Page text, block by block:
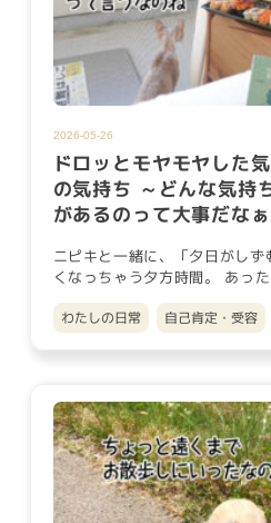
2026-05-26
ドロッとモヤモヤした
の気持ち ～どんな気持
があるのって大事だな
ニピキと一緒に、「夕日がし
くなっちゃう夕方時間。 あっ
にしているのが、ベ…
わたしの日常 自己肯定・受容